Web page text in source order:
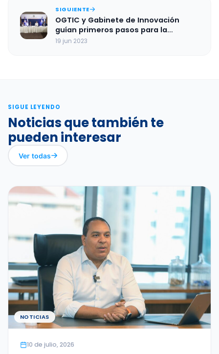
SIGUIENTE
OGTIC y Gabinete de Innovación
guían primeros pasos para la
creación de la Estrategia Nacional de
19 jun 2023
SIGUE LEYENDO
Noticias que también te
pueden interesar
Ver todas
NOTICIAS
10 de julio, 2026